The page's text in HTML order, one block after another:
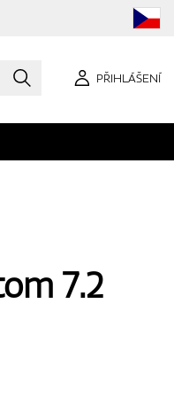
PŘIHLÁŠENÍ
7.2